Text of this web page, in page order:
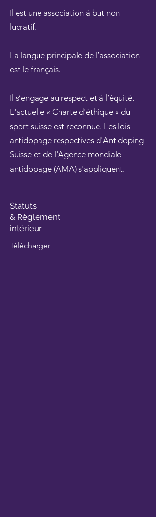
Il est une association à but non
lucratif.
La langue principale de l’association
est le français.
Il s’engage au respect et à l’équité.
L'actuelle « Charte d'éthique » du
sport suisse est reconnue. Les lois
antidopage respectives d'Antidoping
Suisse et de l'Agence mondiale
antidopage (AMA) s'appliquent.
Statuts
& Règlement
intérieur
Télécharger